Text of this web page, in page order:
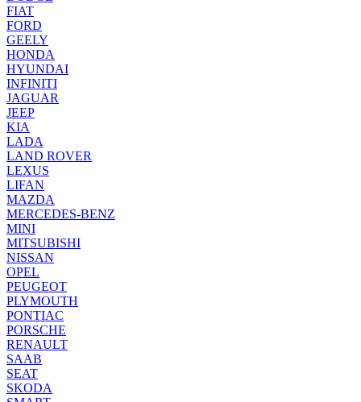
FIAT
FORD
GEELY
HONDA
HYUNDAI
INFINITI
JAGUAR
JEEP
KIA
LADA
LAND ROVER
LEXUS
LIFAN
MAZDA
MERCEDES-BENZ
MINI
MITSUBISHI
NISSAN
OPEL
PEUGEOT
PLYMOUTH
PONTIAC
PORSCHE
RENAULT
SAAB
SEAT
SKODA